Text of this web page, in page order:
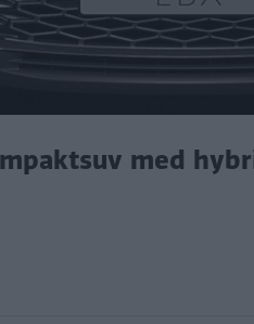
med